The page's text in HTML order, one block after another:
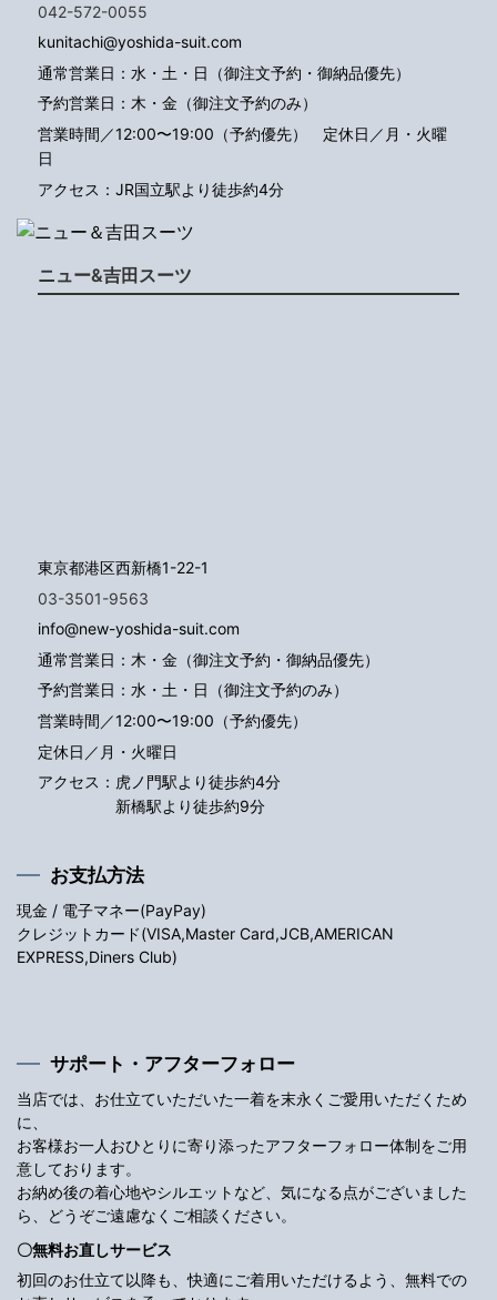
042-572-0055
kunitachi@yoshida-suit.com
通常営業日：水・土・日（御注文予約・御納品優先）
予約営業日：木・金（御注文予約のみ）
営業時間／12:00〜19:00（予約優先） 定休日／月・火曜
日
アクセス：JR国立駅より徒歩約4分
ニュー&吉田スーツ
東京都港区西新橋1-22-1
03-3501-9563
info@new-yoshida-suit.com
通常営業日：木・金（御注文予約・御納品優先）
予約営業日：水・土・日（御注文予約のみ）
営業時間／12:00〜19:00（予約優先）
定休日／月・火曜日
アクセス： 虎ノ門駅より徒歩約4分
新橋駅より徒歩約9分
お支払方法
現金 / 電子マネー(PayPay)
クレジットカード(VISA,Master Card,JCB,AMERICAN
EXPRESS,Diners Club)
サポート・アフターフォロー
当店では、お仕立ていただいた一着を末永くご愛用いただくため
に、
お客様お一人おひとりに寄り添ったアフターフォロー体制をご用
意しております。
お納め後の着心地やシルエットなど、気になる点がございました
ら、どうぞご遠慮なくご相談ください。
〇無料お直しサービス
初回のお仕立て以降も、快適にご着用いただけるよう、無料での